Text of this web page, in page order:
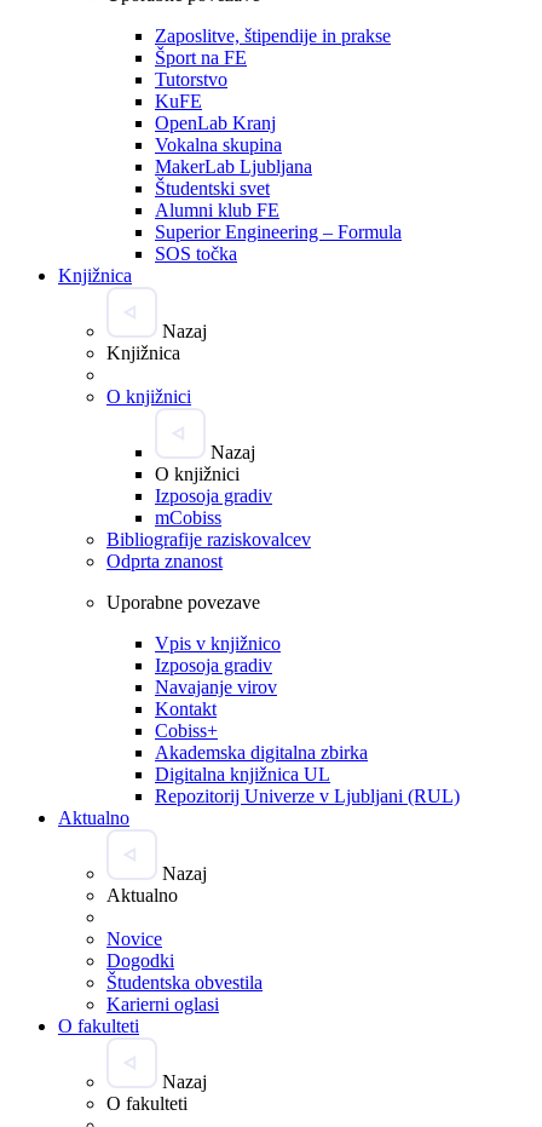
Zaposlitve, štipendije in prakse
Šport na FE
Tutorstvo
KuFE
OpenLab Kranj
Vokalna skupina
MakerLab Ljubljana
Študentski svet
Alumni klub FE
Superior Engineering – Formula
SOS točka
Knjižnica
Nazaj
Knjižnica
O knjižnici
Nazaj
O knjižnici
Izposoja gradiv
mCobiss
Bibliografije raziskovalcev
Odprta znanost
Uporabne povezave
Vpis v knjižnico
Izposoja gradiv
Navajanje virov
Kontakt
Cobiss+
Akademska digitalna zbirka
Digitalna knjižnica UL
Repozitorij Univerze v Ljubljani (RUL)
Aktualno
Nazaj
Aktualno
Novice
Dogodki
Študentska obvestila
Karierni oglasi
O fakulteti
Nazaj
O fakulteti